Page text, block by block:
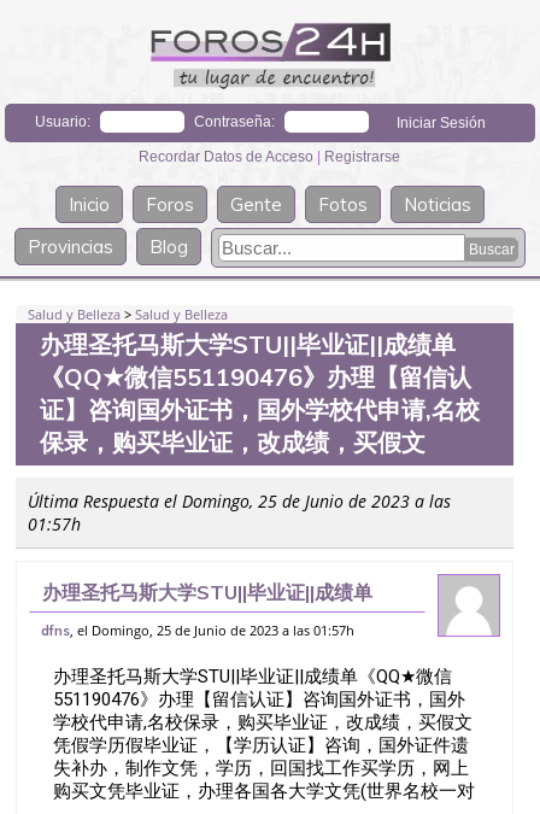
Usuario: Contraseña:
Recordar Datos de Acceso | Registrarse
Inicio Foros Gente Fotos
Noticias
Provincias
Blog
Salud y Belleza >Salud y Belleza
办理圣托马斯大学STU||毕业证||成绩单
《QQ★微信551190476》办理【留信认
证】咨询国外证书，国外学校代申请,名校
保录，购买毕业证，改成绩，买假文
Última Respuesta el Domingo, 25 de Junio de 2023 a las
01:57h
办理圣托马斯大学STU||毕业证||成绩单
《QQ★微信551190476》办理【留信认
保录，购买毕业证，改成绩，买假文
dfns , el Domingo, 25 de Junio de 2023 a las 01:57h
办理圣托马斯大学STU||毕业证||成绩单《QQ★微信
551190476》办理【留信认证】咨询国外证书，国外
学校代申请,名校保录，购买毕业证，改成绩，买假文
凭假学历假毕业证，【学历认证】咨询，国外证件遗
失补办，制作文凭，学历，回国找工作买学历，网上
购买文凭毕业证，办理各国各大学文凭(世界名校一对